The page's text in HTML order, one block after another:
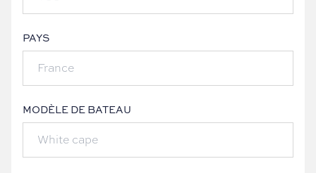
PAYS
MODÈLE DE BATEAU